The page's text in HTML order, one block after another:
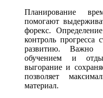
Планирование
помогают
форекс.
контроль прогресса
развитию. Важно
обучением и
выгорание и
позволяет
материал.